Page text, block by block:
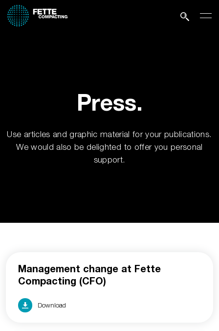
Press.
Use articles and graphic material for your publications.
We would also be delighted to offer you personal
support.
Management change at Fette
Compacting (CFO)
Download